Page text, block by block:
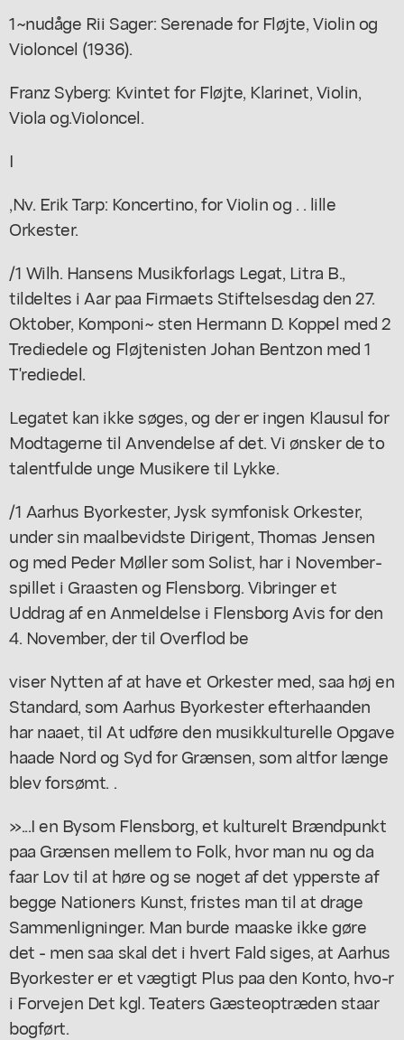
1~nudåge Rii Sager: Serenade for Fløjte, Violin og
Violoncel (1936).
Franz Syberg: Kvintet for Fløjte, Klarinet, Violin,
Viola og.Violoncel.
I
,Nv. Erik Tarp: Koncertino, for Violin og . . lille
Orkester.
/1 Wilh. Hansens Musikforlags Legat, Litra B.,
tildeltes i Aar paa Firmaets Stiftelsesdag den 27.
Oktober, Komponi~ sten Hermann D. Koppel med 2
Trediedele og Fløjtenisten Johan Bentzon med 1
T'rediedel.
Legatet kan ikke søges, og der er ingen Klausul for
Modtagerne til Anvendelse af det. Vi ønsker de to
talentfulde unge Musikere til Lykke.
/1 Aarhus Byorkester, Jysk symfonisk Orkester,
under sin maalbevidste Dirigent, Thomas Jensen
og med Peder Møller som Solist, har i November-
spillet i Graasten og Flensborg. Vibringer et
Uddrag af en Anmeldelse i Flensborg Avis for den
4. November, der til Overflod be
viser Nytten af at have et Orkester med, saa høj en
Standard, som Aarhus Byorkester efterhaanden
har naaet, til At udføre den musikkulturelle Opgave
haade Nord og Syd for Grænsen, som altfor længe
blev forsømt. .
»...I en Bysom Flensborg, et kulturelt Brændpunkt
paa Grænsen mellem to Folk, hvor man nu og da
faar Lov til at høre og se noget af det ypperste af
begge Nationers Kunst, fristes man til at drage
Sammenligninger. Man burde maaske ikke gøre
det - men saa skal det i hvert Fald siges, at Aarhus
Byorkester er et vægtigt Plus paa den Konto, hvo-r
i Forvejen Det kgl. Teaters Gæsteoptræden staar
bogført.